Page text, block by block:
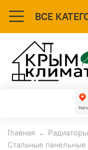
ВСЕ
Главная
Стальные панельные